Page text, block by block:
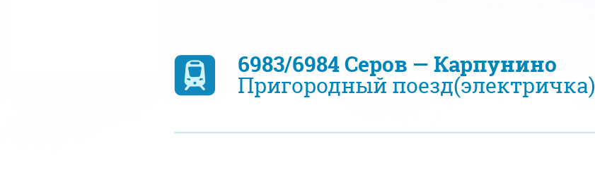
6983/6984 Серов — Карпунино
Пригородный поезд(электричка)